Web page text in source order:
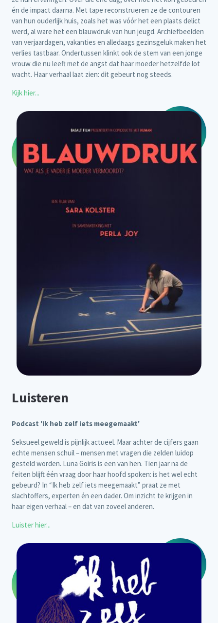
én de impact daarna. Met tape reconstrueren ze de contouren
van hun ouderlijk huis, zoals het was vóór het een plaats delict
werd, al ware het een blauwdruk van hun jeugd. Archiefbeelden
van verjaardagen, vakanties en alledaags gezinsgeluk maken het
verlies tastbaar. Ondertussen klinkt ook de stem van een jonge
vrouw die nu leeft met de angst dat haar moeder hetzelfde lot
wacht. Haar verhaal laat zien: dit gebeurt nog steeds.
Kijk hier...
Luisteren
Podcast 'Ik heb zelf iets meegemaakt'
Seksueel geweld is pijnlijk actueel. Maar achter de cijfers gaan
echte mensen schuil – mensen met vragen die zelden luidop
gesteld worden. Luna Goiris is een van hen. Tien jaar na de
feiten blijft één vraag door haar hoofd spoken: is het wel echt
gebeurd? In “Ik heb zelf iets meegemaakt” praat ze met
slachtoffers, experten én een dader. Om inzicht te krijgen in
haar eigen verhaal – en dat van zoveel anderen.
Luister hier...